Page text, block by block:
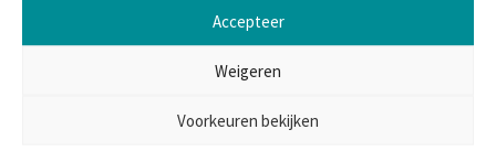
Accepteer
Weigeren
Voorkeuren bekijken
WILT U MET ONS